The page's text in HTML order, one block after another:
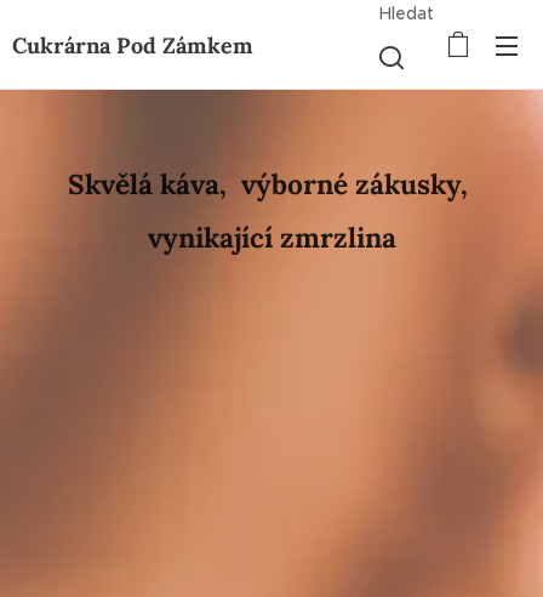
Cukrárna Pod Zámkem
Hledat
Skvělá káva, výborné zákusky,
vynikající zmrzlina